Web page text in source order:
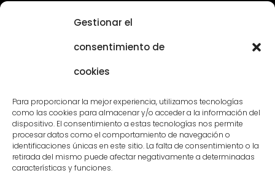
Gestionar el
consentimiento de
cookies
Para proporcionar la mejor experiencia, utilizamos tecnologías
como las cookies para almacenar y/o acceder a la información del
dispositivo. El consentimiento a estas tecnologías nos permite
procesar datos como el comportamiento de navegación o
identificaciones únicas en este sitio. La falta de consentimiento o la
retirada del mismo puede afectar negativamente a determinadas
características y funciones.
Sostenibilidad